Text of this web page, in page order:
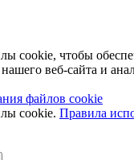
cookie, чтобы
веб-сайта и
файлов cookie
cookie. Правила